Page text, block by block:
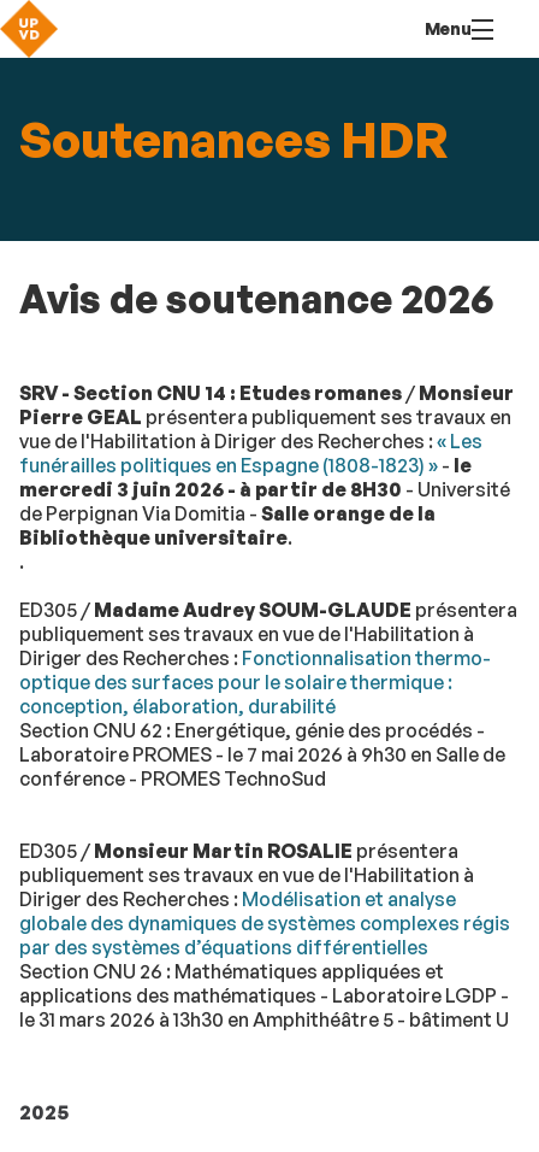
contenu
Menu
Soutenances HDR
Avis de soutenance 2026
SRV - Section CNU 14 : Etudes romanes / Monsieur
Pierre GEAL présentera publiquement ses travaux en
vue de l'Habilitation à Diriger des Recherches :« Les
funérailles politiques en Espagne (1808-1823) » - le
mercredi 3 juin 2026 - à partir de 8H30 - Université
de Perpignan Via Domitia - Salle orange de la
Bibliothèque universitaire.
.
ED305 / Madame Audrey SOUM-GLAUDE présentera
publiquement ses travaux en vue de l'Habilitation à
Diriger des Recherches : Fonctionnalisation thermo-
optique des surfaces pour le solaire thermique :
conception, élaboration, durabilité
Section CNU 62 : Energétique, génie des procédés -
Laboratoire PROMES - le 7 mai 2026 à 9h30 en Salle de
conférence - PROMES TechnoSud
ED305 / Monsieur Martin ROSALIE présentera
publiquement ses travaux en vue de l'Habilitation à
Diriger des Recherches : Modélisation et analyse
globale des dynamiques de systèmes complexes régis
par des systèmes d’équations différentielles
Section CNU 26 : Mathématiques appliquées et
applications des mathématiques - Laboratoire LGDP -
le 31 mars 2026 à 13h30 en Amphithéâtre 5 - bâtiment U
2025